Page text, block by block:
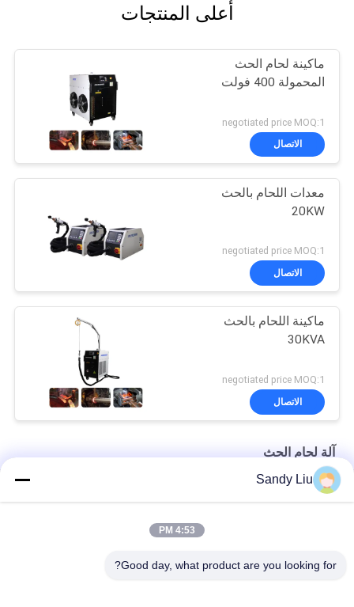
أعلى المنتجات
ماكينة لحام الحث
المحمولة 400 فولت
negotiated price MOQ:1
الاتصال
معدات اللحام بالحث
20KW
negotiated price MOQ:1
الاتصال
ماكينة اللحام بالحث
30KVA
negotiated price MOQ:1
الاتصال
آلة لحام الحث
ماكينة اللحام بالحث 50 هرتز، دورة عمل 100% عالية التردد
Sandy Liu
4:53 PM
Good day, what product are you looking for?